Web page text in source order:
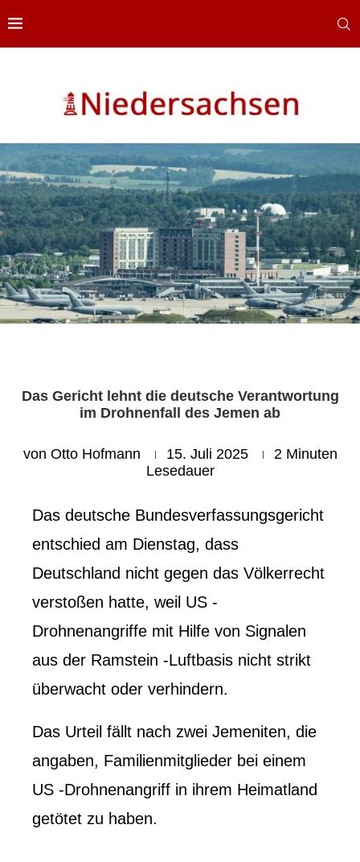
Das Gericht lehnt die deutsche Verantwortung
im Drohnenfall des Jemen ab
von Otto Hofmann 15. Juli 2025
2 Minuten
Lesedauer
Das deutsche Bundesverfassungsgericht
entschied am Dienstag, dass
Deutschland nicht gegen das Völkerrecht
verstoßen hatte, weil US -
Drohnenangriffe mit Hilfe von Signalen
aus der Ramstein -Luftbasis nicht strikt
überwacht oder verhindern.
Das Urteil fällt nach zwei Jemeniten, die
angaben, Familienmitglieder bei einem
US -Drohnenangriff in ihrem Heimatland
getötet zu haben.